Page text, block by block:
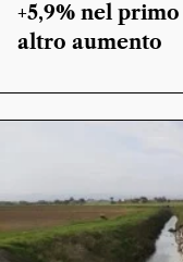
+5,9% nel
altro aumento